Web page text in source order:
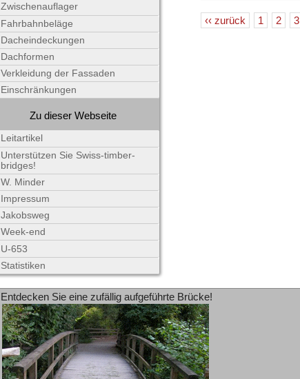
‹‹ zurück 1 2 3
Zwischenauflager
Fahrbahnbeläge
Dacheindeckungen
Dachformen
Verkleidung der Fassaden
Einschränkungen
Zu dieser Webseite
Leitartikel
Unterstützen Sie Swiss-timber-
bridges!
W. Minder
Impressum
Jakobsweg
Week-end
U-653
Statistiken
Entdecken Sie eine zufällig aufgeführte Brücke!